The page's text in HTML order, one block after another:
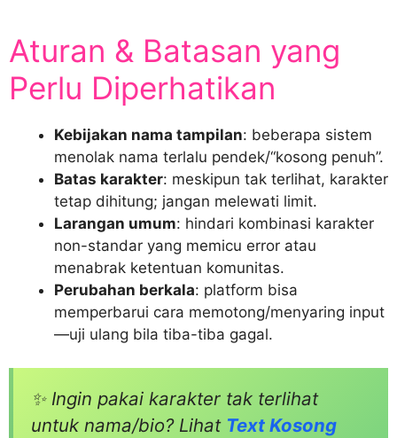
Aturan & Batasan yang
Perlu Diperhatikan
Kebijakan nama tampilan: beberapa sistem
menolak nama terlalu pendek/“kosong penuh”.
Batas karakter: meskipun tak terlihat, karakter
tetap dihitung; jangan melewati limit.
Larangan umum: hindari kombinasi karakter
non-standar yang memicu error atau
menabrak ketentuan komunitas.
Perubahan berkala: platform bisa
memperbarui cara memotong/menyaring input
—uji ulang bila tiba-tiba gagal.
✨ Ingin pakai karakter tak terlihat
untuk nama/bio? Lihat Text Kosong